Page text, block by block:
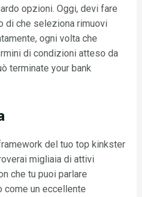
opzioni. Oggi, devi fare
di che seleziona rimuovi
ogni volta che
di condizioni atteso da
terminate your bank
del tuo top kinkster
migliaia di attivi
che tu puoi parlare
come un eccellente